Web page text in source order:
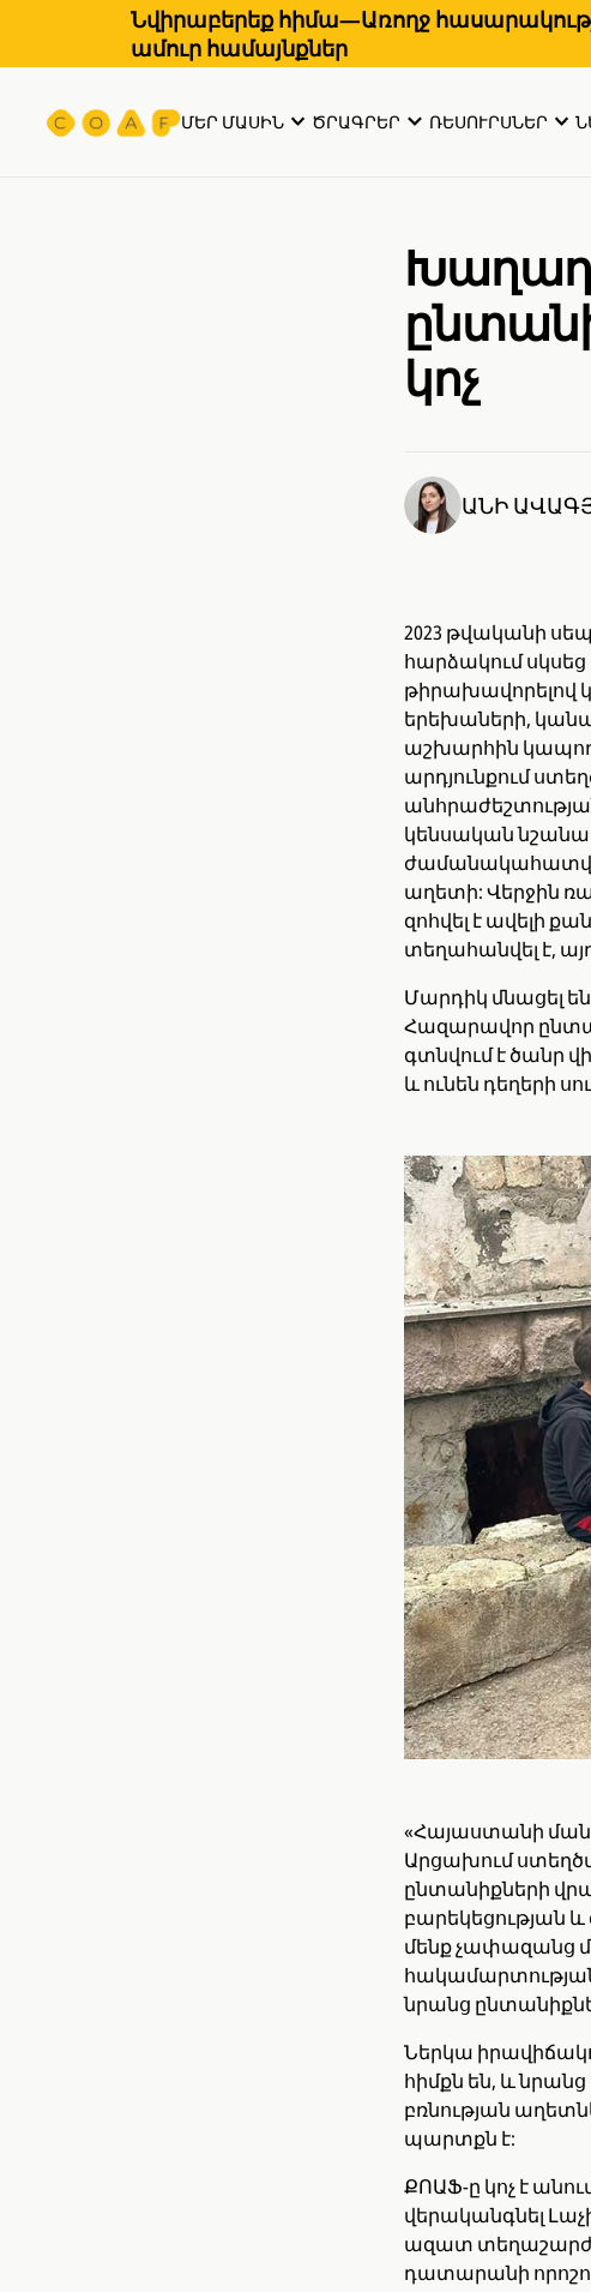
Նվիրաբերեք հիմա—Առողջ
ամուր համայնքներ
ՄԵՐ ՄԱՍԻՆ ԾՐԱԳՐԵՐ ՌԵՍՈՒՐՍՆԵՐ
կոչ
ԱՆԻ
2023 թվականի
հարձակում
թիրախավորելով
երեխաների,
աշխարհին
արդյունքում
կենսական
աղետի: Վերջին
զոհվել է ավելի
տեղահանվել է,
Մարդիկ մնացել
Հազարավոր
գտնվում է ծանր
և ունեն դեղերի
«Հայաստանի
Արցախում
ընտանիքների
բարեկեցության
մենք չափազանց
նրանց
Ներկա
հիմքն են, և
բռնության
պարտքն է:
ՔՈԱՖ-ը կոչ է
վերականգնել
ազատ
դատարանի